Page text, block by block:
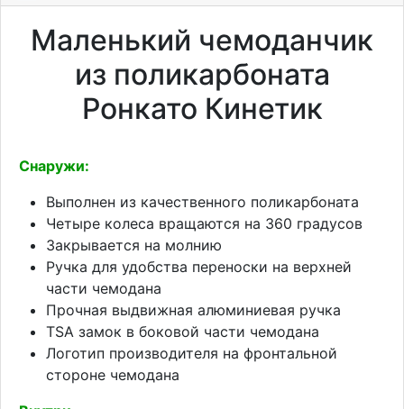
Маленький чемоданчик
из поликарбоната
Ронкато Кинетик
Снаружи:
Выполнен из качественного поликарбоната
Четыре колеса вращаются на 360 градусов
Закрывается на молнию
Ручка для удобства переноски на верхней
части чемодана
Прочная выдвижная алюминиевая ручка
TSA замок в боковой части чемодана
Логотип производителя на фронтальной
стороне чемодана